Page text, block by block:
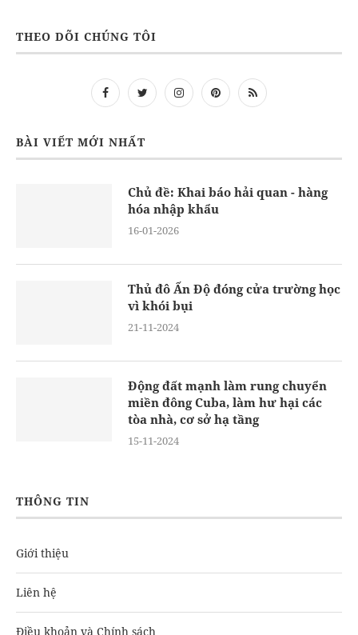
THEO DÕI CHÚNG TÔI
BÀI VIẾT MỚI NHẤT
Chủ đề: Khai báo hải quan - hàng
hóa nhập khẩu
16-01-2026
Thủ đô Ấn Độ đóng cửa trường học
vì khói bụi
21-11-2024
Động đất mạnh làm rung chuyển
miền đông Cuba, làm hư hại các
tòa nhà, cơ sở hạ tầng
15-11-2024
THÔNG TIN
Giới thiệu
Liên hệ
Điều khoản và Chính sách